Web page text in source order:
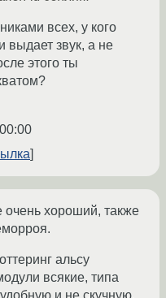
всех, у кого
выдает звук, а не
этого ты
очень хороший, также
альсу
всякие, типа